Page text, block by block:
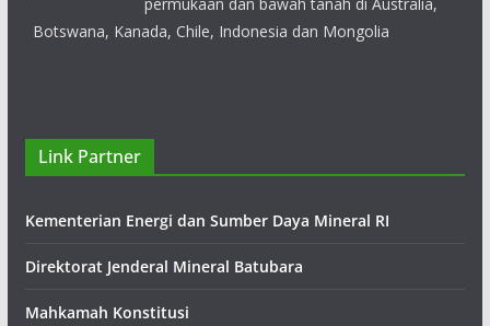
pertambangan IUJP (Izin Usaha Jasa Pertambangan), serta
bergerak di bidang teknik peleburan logam (metal smelting
teknik konstruksi industri, dan lain-lain.
Link Partner
Kementerian Energi dan Sumber Daya Mineral RI
Direktorat Jenderal Mineral Batubara
Mahkamah Konstitusi